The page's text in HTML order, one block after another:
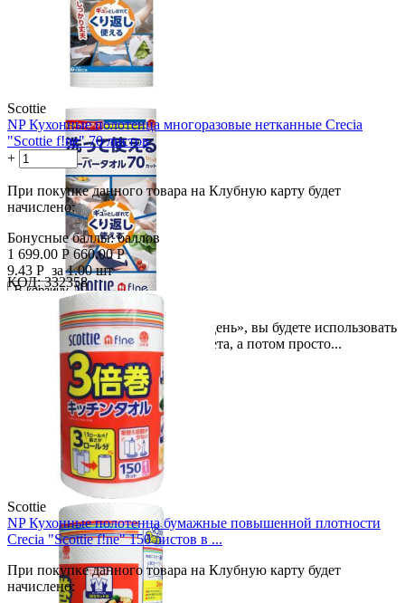
Scottie
NP Кухонные полотенца многоразовые нетканные Crecia
"Scottie f!ne" 70 листов
+
−
При покупке данного товара на Клубную карту будет
начислено:
Бонусные баллы: баллов
1 699.00 Р 660.00 Р
9.43 Р за 1.00 шт
В корзину

Это полотенце-тряпка «на один день», вы будете использовать
его пока оно не станет серого цвета, а потом просто...
КОД: 332358
Scottie
NP Кухонные полотенца бумажные повышенной плотности
Crecia "Scottie f!ne" 150 листов в ...
При покупке данного товара на Клубную карту будет
начислено: